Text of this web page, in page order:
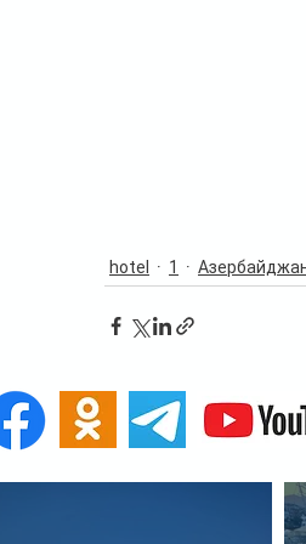
hotel 1